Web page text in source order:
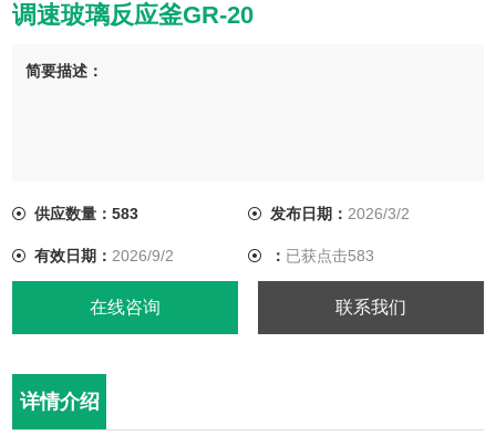
调速玻璃反应釜GR-20
简要描述：
供应数量：583 发布日期： 2026/3/2
有效日期： 2026/9/2 ： 已获点击583
在线咨询 联系我们
详情介绍